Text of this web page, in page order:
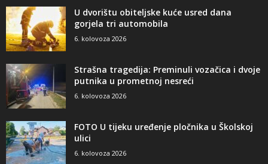
U dvorištu obiteljske kuće usred dana
gorjela tri automobila
6. kolovoza 2026
Strašna tragedija: Preminuli vozačica i dvoje
putnika u prometnoj nesreći
6. kolovoza 2026
FOTO U tijeku uređenje pločnika u Školskoj
ulici
6. kolovoza 2026